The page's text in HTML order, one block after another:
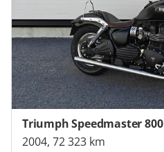
Triumph Speedmaster 800
2004, 72 323 km